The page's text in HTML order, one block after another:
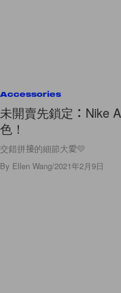
Accessories
未開賣先鎖定：Nike
色！
交錯拼接的細節大愛💛
By Ellen Wang/2021年2月9日